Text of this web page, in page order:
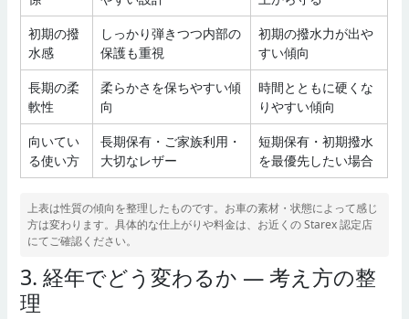
初期の撥
水感
しっかり弾きつつ内部の
保護も重視
初期の撥水力が出や
すい傾向
長期の柔
軟性
柔らかさを保ちやすい傾
向
時間とともに硬くな
りやすい傾向
向いてい
る使い方
長期保有・ご家族利用・
大切なレザー
短期保有・初期撥水
を最優先したい場合
上表は性質の傾向を整理したものです。お車の素材・状態によって感じ
方は変わります。具体的な仕上がりや料金は、お近くの Starex 認定店
にてご確認ください。
3. 経年でどう変わるか — 考え方の整
理